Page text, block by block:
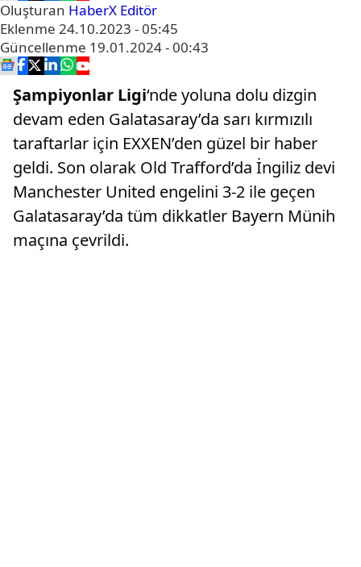
Oluşturan HaberX Editör
Eklenme 24.10.2023 - 05:45
Güncellenme 19.01.2024 - 00:43
Şampiyonlar Ligi‘nde yoluna dolu dizgin
devam eden Galatasaray’da sarı kırmızılı
taraftarlar için EXXEN’den güzel bir haber
geldi. Son olarak Old Trafford’da İngiliz devi
Manchester United engelini 3-2 ile geçen
Galatasaray’da tüm dikkatler Bayern Münih
maçına çevrildi.